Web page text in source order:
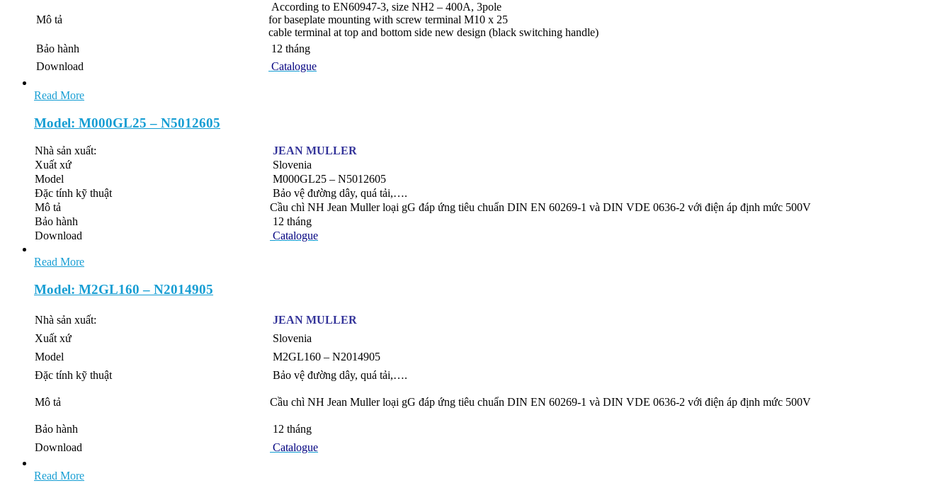
Mô tả
According to EN60947-3, size NH2 – 400A, 3pole
for baseplate mounting with screw terminal M10 x 25
cable terminal at top and bottom side new design (black switching handle)
Bảo hành
12 tháng
Download
Catalogue
Read More
Model: M000GL25 – N5012605
Nhà sản xuất:
JEAN MULLER
Xuất xứ
Slovenia
Model
M000GL25 – N5012605
Đặc tính kỹ thuật
Bảo vệ đường dây, quá tải,….
Mô tả
Cầu chì NH Jean Muller loại gG đáp ứng tiêu chuẩn DIN EN 60269-1 và DIN VDE 0636-2 với điện áp định mức 500V
Bảo hành
12 tháng
Download
Catalogue
Read More
Model: M2GL160 – N2014905
Nhà sản xuất:
JEAN MULLER
Xuất xứ
Slovenia
Model
M2GL160 – N2014905
Đặc tính kỹ thuật
Bảo vệ đường dây, quá tải,….
Mô tả Cầu chì NH Jean Muller loại gG đáp ứng tiêu chuẩn DIN EN 60269-1 và DIN VDE 0636-2 với điện áp định mức 500V
Bảo hành
12 tháng
Download
Catalogue
Read More